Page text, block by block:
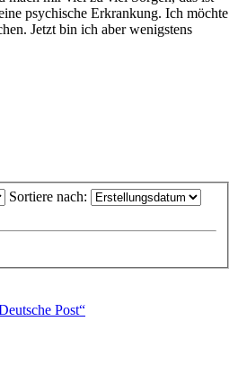
psychische Erkrankung. Ich möchte
Jetzt bin ich aber wenigstens
Sortiere nach:
Post“